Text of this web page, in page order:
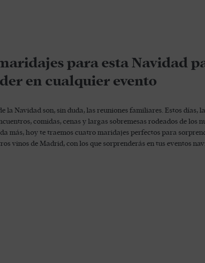
para esta Navidad
en cualquier evento
la Navidad son, sin duda, las reuniones familiares. Estos días,
comidas, cenas y largas sobremesas rodeados de los
más, hoy te traemos cuatro maridajes perfectos para
vinos de Madrid, con los que sorprenderás en tus eventos